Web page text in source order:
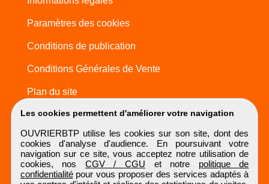
Les cookies permettent d'améliorer votre navigation
OUVRIERBTP utilise les cookies sur son site, dont des
cookies d'analyse d'audience. En poursuivant votre
navigation sur ce site, vous acceptez notre utilisation de
cookies, nos CGV / CGU et notre politique de
confidentialitépour vous proposer des services adaptés à
Paramètres des cookies
Conditions de publication
Conditions Générales de Vente
Plan du site